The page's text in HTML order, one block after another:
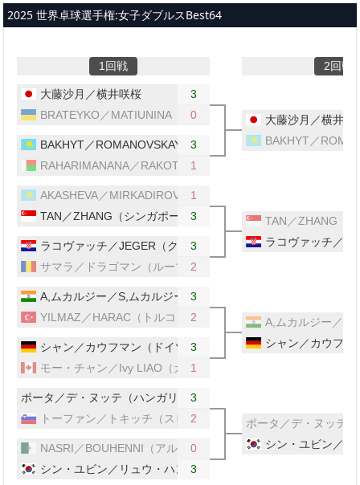
メインコンテンツへスキップ
2025 世界卓球選手権:女子ダブルスBest64
1回戦 2回戦
大藤沙月／横井咲桜
3
BRATEYKO／MATIUNINA（ウクライナ）
0
BAKHYT／ROMANOVSKAYA（カザフスタン）
3
RAHARIMANANA／RAKOTONDRAZAKA（マダガスカル）
1
AKASHEVA／MIRKADIROVA（カザフスタン）
1
TAN／ZHANG（シンガポール）
3
ラコヴァッチ／JEGER（クロアチア）
3
サマラ／ドラゴマン（ルーマニア）
2
A,ムカルジー／S,ムカルジー（インド）
3
YILMAZ／HARAC（トルコ）
2
シャン／カウフマン（ドイツ）
3
モー・チャン／Ivy LIAO（カナダ）
1
ポータ／デ・ヌッテ（ハンガリー／ルクセンブルク）
3
トーファン／トキッチ（スロベニア）
2
NASRI／BOUHENNI（アルジェリア）
0
シン・ユビン／リュウ・ハンナ（韓国）
3
大藤沙月／横井咲
BAKHYT／
TAN／ZHANG（
ラコヴァッチ／
A,ムカルジー／S,
シャン／カウフマ
ポータ／デ・ヌッテ
シン・ユビン／リ